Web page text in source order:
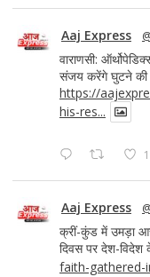
Aaj Express
वाराणसी:
संजय करेंगे घुटने की
https://
his-res...
1
Aaj Express
क्रीं-कुंड में उमड़ा
दिवस पर देश-विदेश
faith-gathered-